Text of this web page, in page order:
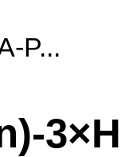
P...